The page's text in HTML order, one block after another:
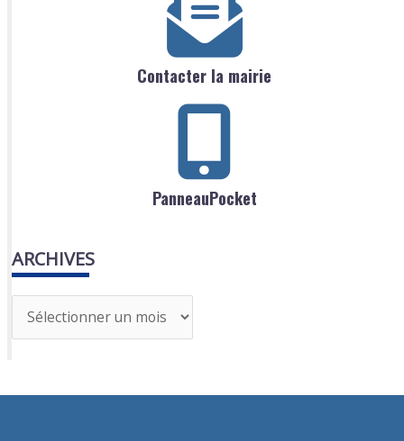
Contacter la mairie
PanneauPocket
ARCHIVES
r
h